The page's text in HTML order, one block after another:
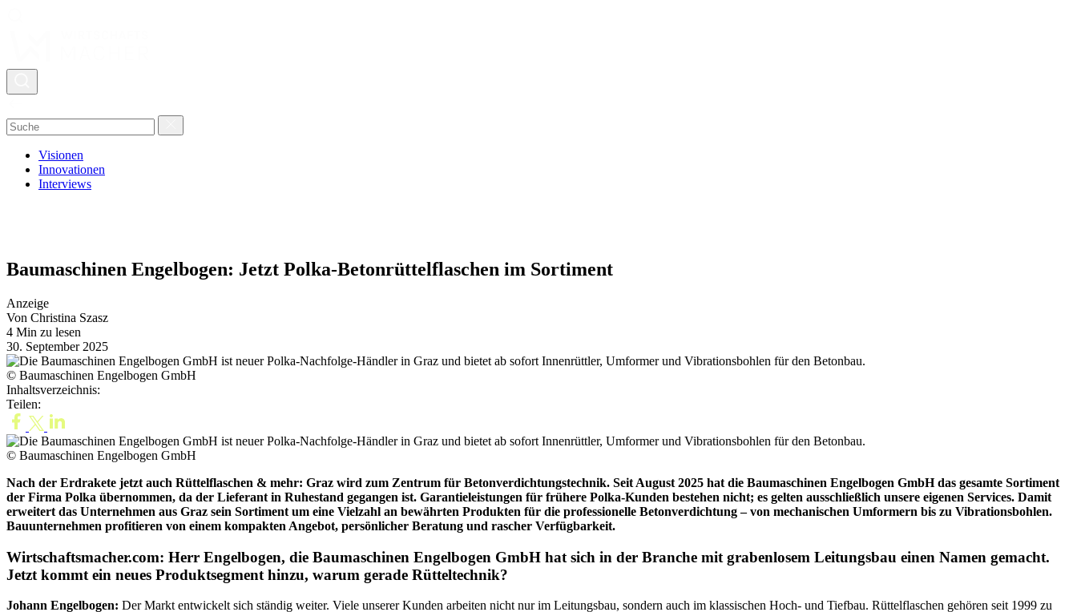
Visionen
Innovationen
Interviews
Baumaschinen Engelbogen: Jetzt Polka-Betonrüttelflaschen im Sortiment
Anzeige
Von Christina Szasz
4 Min zu lesen
30. September 2025
© Baumaschinen Engelbogen GmbH
Inhaltsverzeichnis:
Teilen:
© Baumaschinen Engelbogen GmbH
Nach der Erdrakete jetzt auch Rüttelflaschen & mehr: Graz wird zum Zentrum für Betonverdichtungstechnik. Seit August 2025 hat die Baumaschinen Engelbogen GmbH das gesamte Sortiment
der Firma Polka übernommen, da der Lieferant in Ruhestand gegangen ist. Garantieleistungen für frühere Polka-Kunden bestehen nicht; es gelten ausschließlich unsere eigenen Services. Damit
erweitert das Unternehmen aus Graz sein Sortiment um eine Vielzahl an bewährten Produkten für die professionelle Betonverdichtung – von mechanischen Umformern bis zu Vibrationsbohlen.
Bauunternehmen profitieren von einem kompakten Angebot, persönlicher Beratung und rascher Verfügbarkeit.
Wirtschaftsmacher.com: Herr Engelbogen, die Baumaschinen Engelbogen GmbH hat sich in der Branche mit grabenlosem Leitungsbau einen Namen gemacht.
Jetzt kommt ein neues Produktsegment hinzu, warum gerade Rütteltechnik?
Johann Engelbogen: Der Markt entwickelt sich ständig weiter. Viele unserer Kunden arbeiten nicht nur im Leitungsbau, sondern auch im klassischen Hoch- und Tiefbau. Rüttelflaschen gehören seit 1999 zu